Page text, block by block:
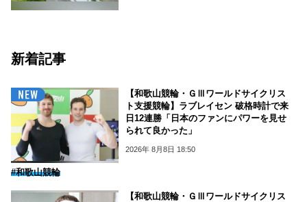
新着記事
【和歌山競輪・ＧⅢワールドサイクリス
ト支援競輪】ラブレイセン 破格時計で来
日12連勝「日本のファンにパワーを見せ
られて良かった」
2026年 8月8日 18:50
#和歌山競輪
【和歌山競輪・ＧⅢワールドサイクリス